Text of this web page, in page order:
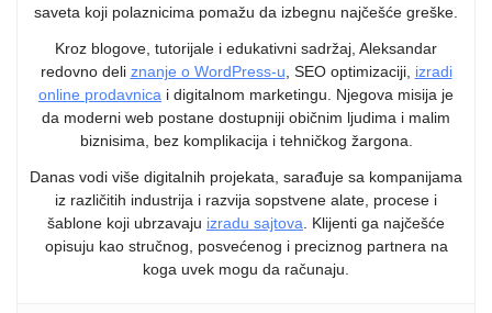
saveta koji polaznicima pomažu da izbegnu najčešće greške.
Kroz blogove, tutorijale i edukativni sadržaj, Aleksandar
redovno deli znanje o WordPress-u, SEO optimizaciji, izradi
online prodavnica i digitalnom marketingu. Njegova misija je
da moderni web postane dostupniji običnim ljudima i malim
biznisima, bez komplikacija i tehničkog žargona.
Danas vodi više digitalnih projekata, sarađuje sa kompanijama
iz različitih industrija i razvija sopstvene alate, procese i
šablone koji ubrzavaju izradu sajtova. Klijenti ga najčešće
opisuju kao stručnog, posvećenog i preciznog partnera na
koga uvek mogu da računaju.